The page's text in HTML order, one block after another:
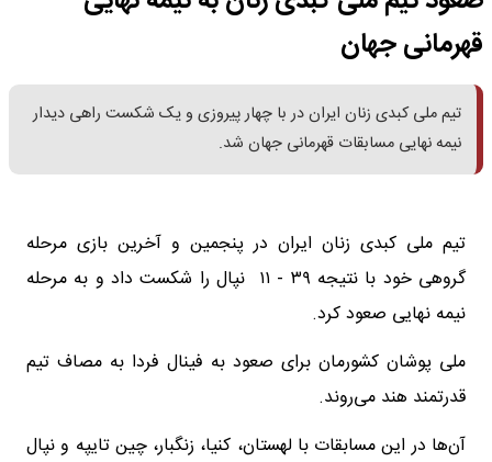
قهرمانی جهان
تیم ملی کبدی زنان ایران در با چهار پیروزی و یک شکست راهی دیدار
نیمه نهایی مسابقات قهرمانی جهان شد.
تیم ملی کبدی زنان ایران در پنجمین و آخرین بازی مرحله
گروهی خود با نتیجه ۳۹ - ۱۱ نپال را شکست داد و به مرحله
نیمه نهایی صعود کرد.
ملی پوشان کشورمان برای صعود به فینال فردا به مصاف تیم
قدرتمند هند می‌روند.
آن‌ها در این مسابقات با لهستان، کنیا، زنگبار، چین تایپه و نپال